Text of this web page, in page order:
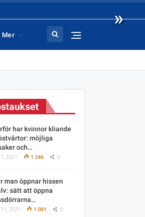
»
Mer
har kvinnor kliande
möjliga
och…
2021 1 246 0
man öppnar hissen
sätt att öppna
2021 1 081 0